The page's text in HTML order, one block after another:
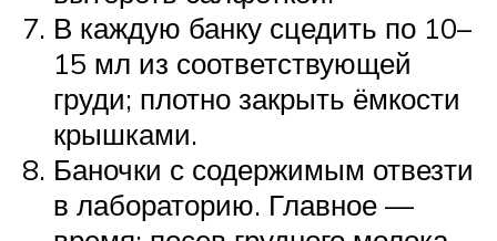
В каждую банку сцедить по 10–
15 мл из соответствующей
груди; плотно закрыть ёмкости
крышками.
Баночки с содержимым отвезти
в лабораторию. Главное —